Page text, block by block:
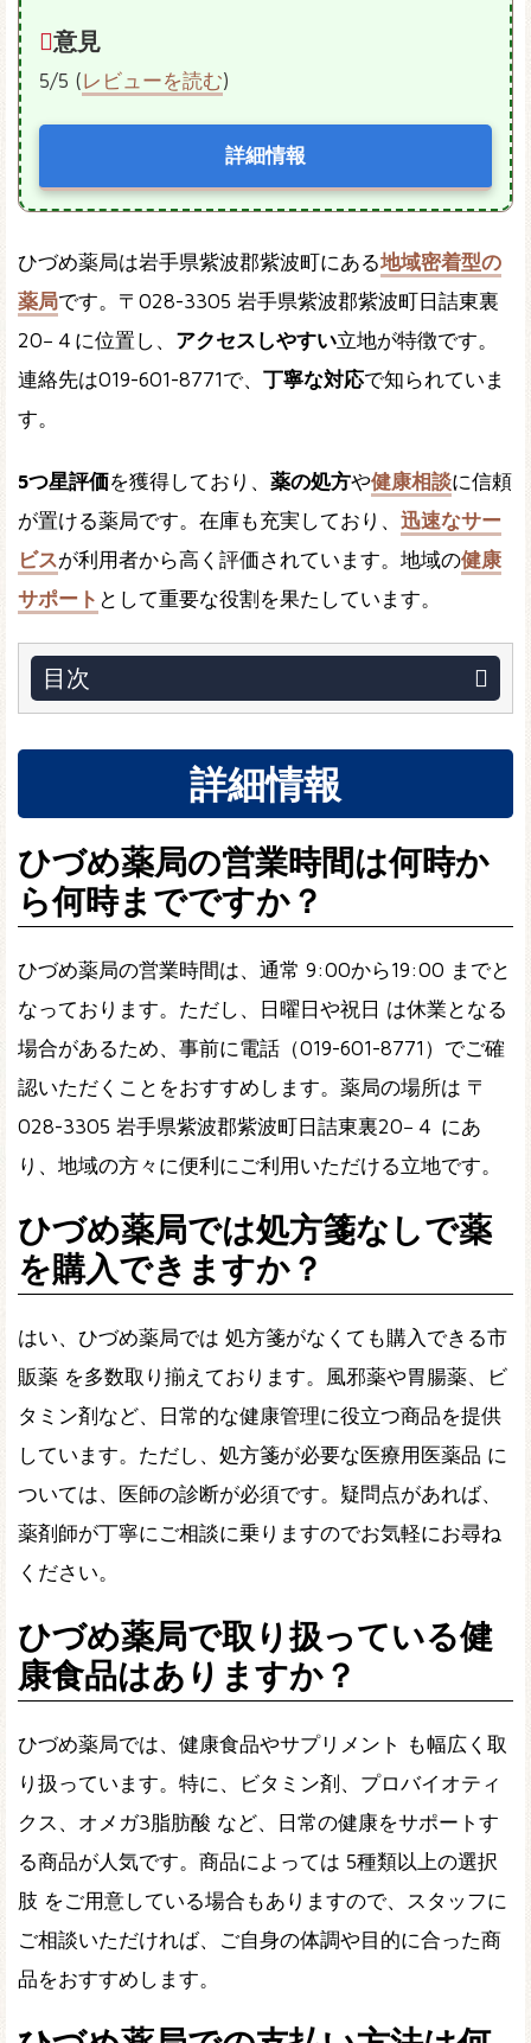
意見
5/5 (レビューを読む)
詳細情報
ひづめ薬局は岩手県紫波郡紫波町にある地域密着型の
薬局です。〒028-3305 岩手県紫波郡紫波町日詰東裏
20−４に位置し、 アクセスしやすい立地が特徴です。
連絡先は019-601-8771で、 丁寧な対応で知られていま
す。
5つ星評価を獲得しており、 薬の処方や健康相談に信頼
が置ける薬局です。在庫も充実しており、 迅速なサー
ビスが利用者から高く評価されています。地域の健康
サポート として重要な役割を果たしています。
目次
詳細情報
ひづめ薬局の営業時間は何時か
ら何時までですか？
ひづめ薬局の営業時間は、通常 9:00から19:00 までと
なっております。ただし、日曜日や祝日 は休業となる
場合があるため、事前に電話（019-601-8771）でご確
認いただくことをおすすめします。薬局の場所は 〒
028-3305 岩手県紫波郡紫波町日詰東裏20−４ にあ
り、地域の方々に便利にご利用いただける立地です。
ひづめ薬局では処方箋なしで薬
を購入できますか？
はい、ひづめ薬局では 処方箋がなくても購入できる市
販薬 を多数取り揃えております。風邪薬や胃腸薬、ビ
タミン剤など、日常的な健康管理に役立つ商品を提供
しています。ただし、処方箋が必要な医療用医薬品 に
ついては、医師の診断が必須です。疑問点があれば、
薬剤師が丁寧にご相談に乗りますのでお気軽にお尋ね
ください。
ひづめ薬局で取り扱っている健
康食品はありますか？
ひづめ薬局では、健康食品やサプリメント も幅広く取
り扱っています。特に、ビタミン剤、プロバイオティ
クス、オメガ3脂肪酸 など、日常の健康をサポートす
る商品が人気です。商品によっては 5種類以上の選択
肢 をご用意している場合もありますので、スタッフに
ご相談いただければ、ご自身の体調や目的に合った商
品をおすすめします。